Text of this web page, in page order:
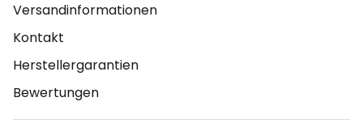
Versandinformationen
Kontakt
Herstellergarantien
Bewertungen